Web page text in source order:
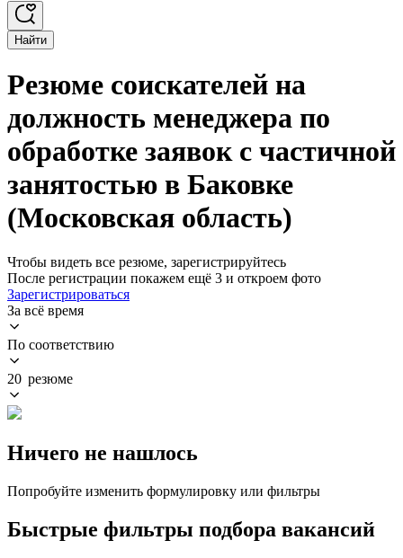
Найти
Резюме соискателей на
должность менеджера по
обработке заявок с частичной
занятостью в Баковке
(Московская область)
Чтобы видеть все резюме, зарегистрируйтесь
После регистрации покажем ещё 3 и откроем фото
Зарегистрироваться
За всё время
По соответствию
20 резюме
Ничего не нашлось
Попробуйте изменить формулировку или фильтры
Быстрые фильтры подбора вакансий